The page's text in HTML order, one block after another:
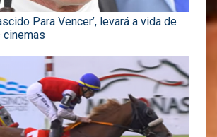
Para Vencer’, levará a vida de
cinemas